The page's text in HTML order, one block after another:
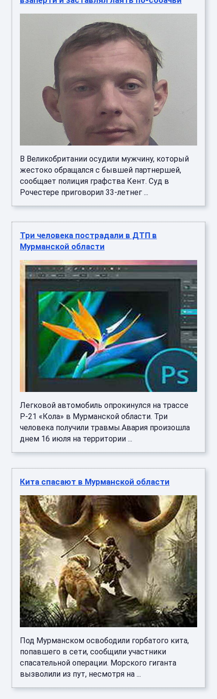
В Великобритании осудили мужчину, который
жестоко обращался с бывшей партнершей,
сообщает полиция графства Кент. Суд в
Рочестере приговорил 33-летнег ...
Три человека пострадали в ДТП в
Мурманской области
Легковой автомобиль опрокинулся на трассе
Р-21 «Кола» в Мурманской области. Три
человека получили травмы.Авария произошла
днем 16 июля на территории ...
Кита спасают в Мурманской области
Под Мурманском освободили горбатого кита,
попавшего в сети, сообщили участники
спасательной операции. Морского гиганта
вызволили из пут, несмотря на ...